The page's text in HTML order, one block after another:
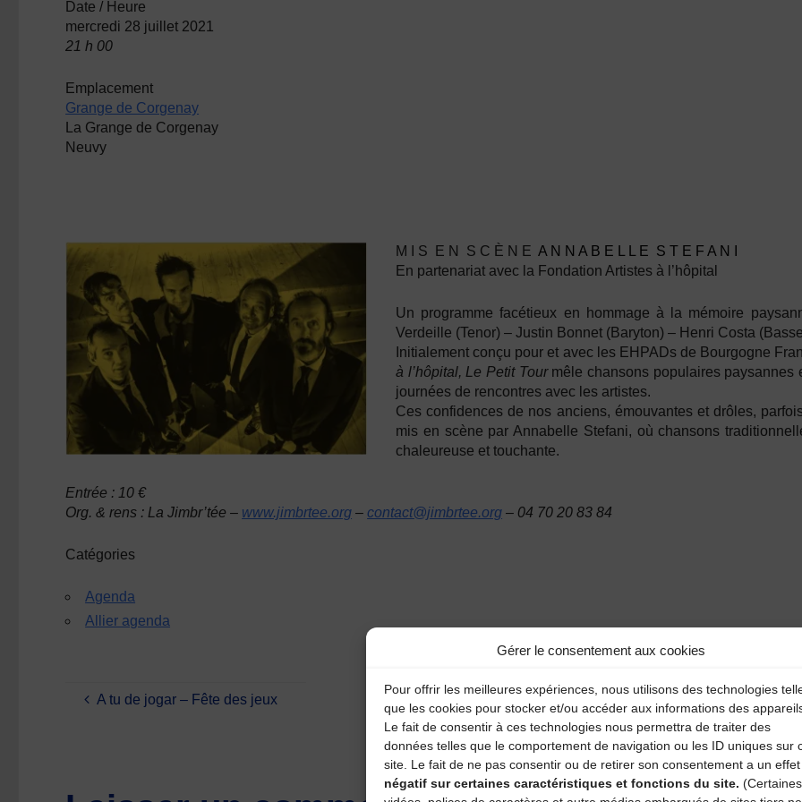
Gérer le consentement aux cookies
Pour offrir les meilleures expériences, nous utilisons des technologies
que les cookies pour stocker et/ou accéder aux informations des
Le fait de consentir à ces technologies nous permettra de traiter des
données telles que le comportement de navigation ou les ID uniques sur
site. Le fait de ne pas consentir ou de retirer son consentement a un effet
négatif sur certaines caractéristiques et fonctions du site. (Certaines
Date / Heure
mercredi 28 juillet 2021
21 h 00
Emplacement
Grange de Corgenay
La Grange de Corgenay
Neuvy
M I S E N S C È N EA N N A B E L L E S T E F A N I
En partenariat avec la Fondation Artistes à l’hôpital
Un programme facétieux en hommage à la mémoire
Verdeille (Tenor) –Justin Bonnet (Baryton) – Henri Costa (
Initialement conçu pour et avec les EHPADs de Bourgogne
à l’hôpital, Le Petit Tour mêle chansons populaires
journées de rencontres avec les artistes.
Ces confidences de nos anciens, émouvantes et drôles,
mis en scène par Annabelle Stefani, où chansons
chaleureuse et touchante.
Entrée : 10 €
Org. & rens : La Jimbr’tée – www.jimbrtee.org –contact@jimbrtee.org – 04 70 20 83 84
Catégories
Agenda
Allier agenda
A tu de jogar – Fête des jeux